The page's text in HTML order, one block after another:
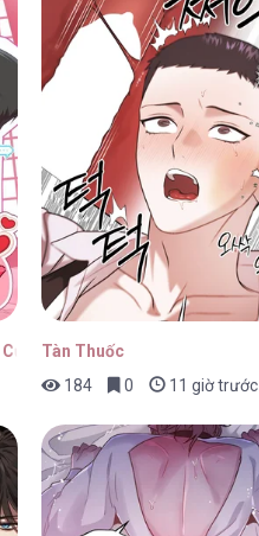
LieBling! [...] – Chap 84
LieBling! [...] – Chap 83
LieBling! [...] – Chap 82
Cún Nhà Tôi
Tàn Thuốc
184
0 11 giờ trước